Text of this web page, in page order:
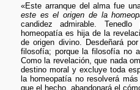
«Este arranque del alma fue
este es el origen de la
candidez admirable.
homeopatía es hija de la
de origen divino. Desdeñará
filosofía; porque la filosofía no
Como la revelación, que nada
destino moral y excluye toda
la homeopatía no resolverá
que el hecho, abandonará el